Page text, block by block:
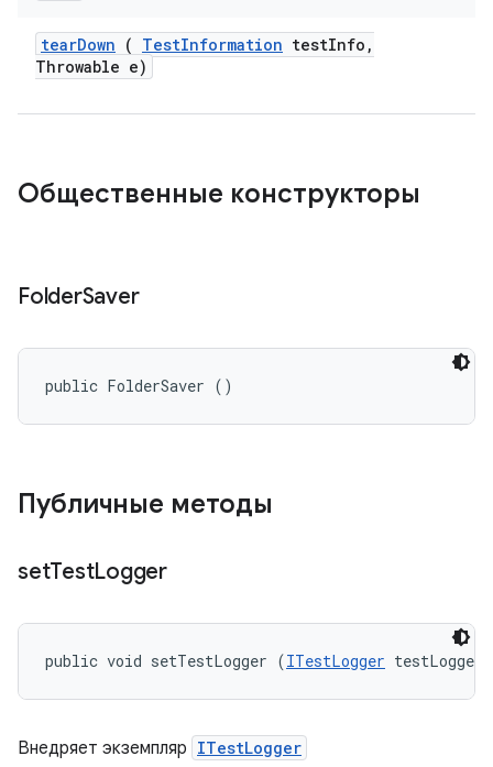
tearDown ( TestInformation testInfo ,
Throwable e)
Общественные конструкторы
FolderSaver
public FolderSaver ()
Публичные методы
setTestLogger
public void setTestLogger (ITestLogger testLogger)
Внедряет экземпляр ITestLogger